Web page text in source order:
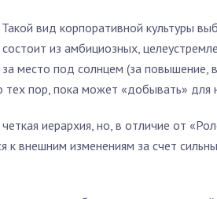
вид корпоративной культуры
из амбициозных,
место под солнцем (за повышение,
пор, пока может «добывать» для
иерархия, но, в отличие от
к внешним изменениям за счет